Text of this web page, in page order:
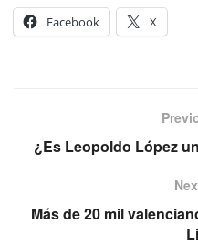
Facebook
X
¿Es Leopoldo López
Más de 20 mil